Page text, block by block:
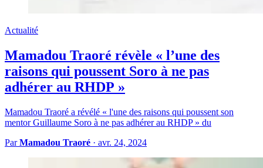
Actualité
Mamadou Traoré révèle « l’une des
raisons qui poussent Soro à ne pas
adhérer au RHDP »
Mamadou Traoré a révélé « l'une des raisons qui poussent son
mentor Guillaume Soro à ne pas adhérer au RHDP » du
ParMamadou Traoré · avr. 24, 2024